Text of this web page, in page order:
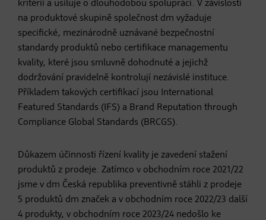
kritérií a usiluje o dlouhodobou spolupráci. V závislosti
na produktové skupině společnost dm vyžaduje
specifické, mezinárodně uznávané bezpečnostní
standardy produktů nebo certifikace managementu
kvality, které jsou smluvně dohodnuté a jejichž
dodržování pravidelně kontrolují nezávislé instituce.
Příkladem takových certifikací jsou International
Featured Standards (IFS) a Brand Reputation through
Compliance Global Standards (BRCGS).
Důkazem účinnosti řízení kvality je zavedení stažení
produktů z prodeje. Zatímco v obchodním roce 2021/22
jsme v dm Česká republika preventivně stáhli z prodeje
5 produktů dm značek a v obchodním roce 2022/23 další
4 produkty, v obchodním roce 2023/24 nedošlo ke